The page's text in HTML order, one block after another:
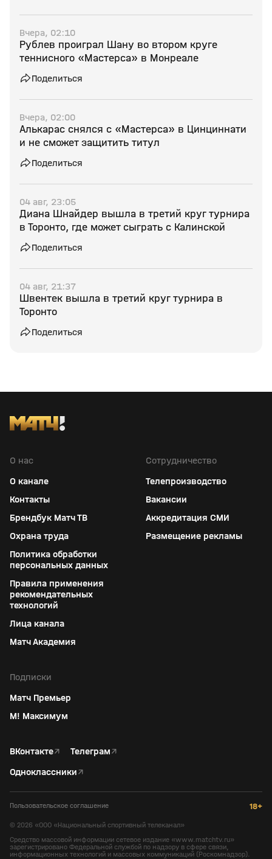
Вчера, 02:10
Рублев проиграл Шану во втором круге
теннисного «Мастерса» в Монреале
Поделиться
Вчера, 02:00
Алькарас снялся с «Мастерса» в Цинциннати
и не сможет защитить титул
Поделиться
04 авг, 23:05
Диана Шнайдер вышла в третий круг турнира
в Торонто, где может сыграть с Калинской
Поделиться
04 авг, 21:37
Швентек вышла в третий круг турнира в
Торонто
Поделиться
О нас
О канале
Контакты
Брендбук Матч ТВ
Охрана труда
Политика обработки
персональных данных
Правила применения
рекомендательных
технологий
Лица канала
Матч Академия
Сотрудничество
Телепроизводство
Вакансии
Аккредитация СМИ
Размещение рекламы
Подписки
Матч Премьер
М! Максимум
ВКонтакте↗ Телеграм↗
Одноклассники↗
Пользовательское соглашение 18+
© 2026 «ООО «Национальный спортивный телеканал»
Средство массовой информации сетевое издание «www.matchtv.ru»
зарегистрировано Федеральной службой по надзору в сфере связи,
информационных технологий и массовых коммуникаций (Роскомнадзор).